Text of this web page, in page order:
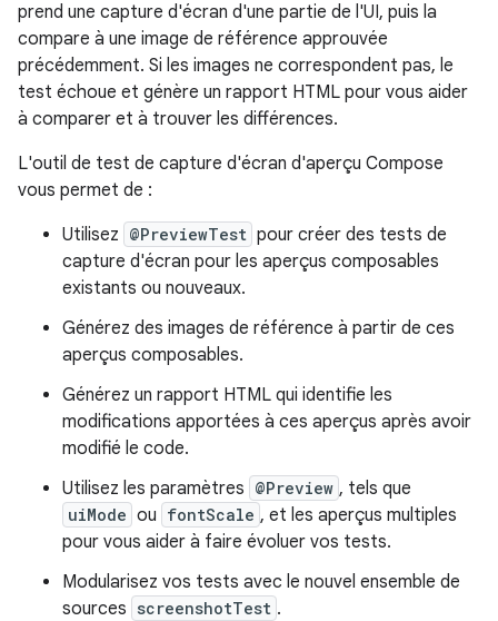
prend une capture d'écran d'une partie de l'UI, puis la
compare à une image de référence approuvée
précédemment. Si les images ne correspondent pas, le
test échoue et génère un rapport HTML pour vous aider
à comparer et à trouver les différences.
L'outil de test de capture d'écran d'aperçu Compose
vous permet de :
Utilisez @PreviewTest pour créer des tests de
capture d'écran pour les aperçus composables
existants ou nouveaux.
Générez des images de référence à partir de ces
aperçus composables.
Générez un rapport HTML qui identifie les
modifications apportées à ces aperçus après avoir
modifié le code.
Utilisez les paramètres @Preview , tels que
uiMode ou fontScale , et les aperçus multiples
pour vous aider à faire évoluer vos tests.
Modularisez vos tests avec le nouvel ensemble de
sources screenshotTest .